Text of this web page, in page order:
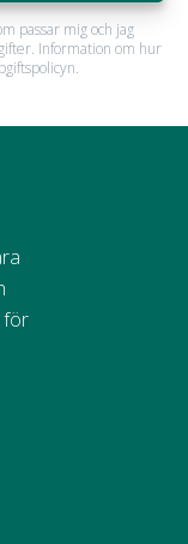
passar mig och jag
Information om hur
för